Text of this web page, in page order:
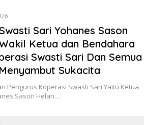
Sari Yohanes Sason
Ketua dan Bendahara
Swasti Sari Dan Semua
Sukacita
Pengurus Koperasi Swasti Sari Yaitu Ketua
Sason Helan…